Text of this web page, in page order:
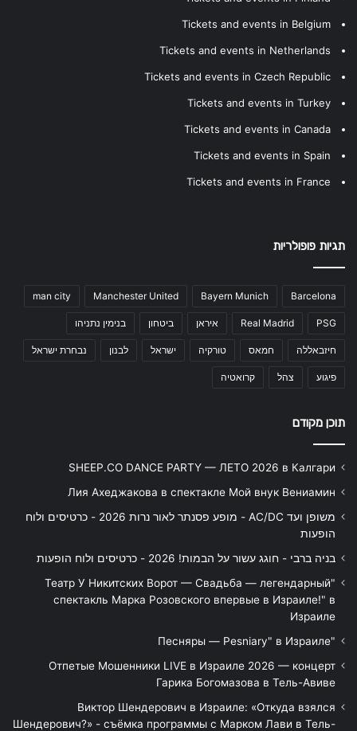
Tickets and events in Belgium
Tickets and events in Netherlands
Tickets and events in Czech Republic
Tickets and events in Turkey
Tickets and events in Canada
Tickets and events in Spain
Tickets and events in France
תגיות פופולריות
Barcelona
Bayern Munich
Manchester United
man city
PSG
Real Madrid איראן ביטחון בנימין נתניהו
חיזבאללה חמאס טורקיה ישראל לבנון נבחרת ישראל
פיגוע צהל קרואטיה
תוכן מקודם
SHEEP.CO DANCE PARTY — ЛЕТО 2026 в Калгари
Лия Ахеджакова в спектакле Мой внук Вениамин
משופן ועד AC/DC - מופע פסנתר לאור נרות 2026 - כרטיסים ולוח
הופעות
בניה ברבי - חוגג עשור על הבמות! 2026 - כרטיסים ולוח הופעות
"Театр У Никитских Ворот — Свадьба — легендарный
спектакль Марка Розовского впервые в Израиле!" в
Израиле
"Песняры — Pesniary" в Израиле
Отпетые Мошенники LIVE в Израиле 2026 — концерт
Гарика Богомазова в Тель-Авиве
Виктор Шендерович в Израиле: «Откуда взялся
Шендерович?» - съёмка программы с Марком Лави в Тель-